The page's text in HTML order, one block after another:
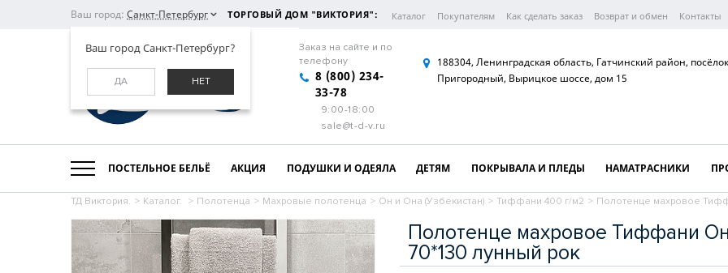
Ваш город: Санкт-Петербург
Ваш город Санкт-Петербург?
ДА НЕТ
ТОРГОВЫЙ ДОМ "ВИКТОРИЯ": Каталог Покупателям Как сделать заказ Возврат и обмен Контакты
Заказ на сайте и по
телефону
8 (800) 234-
33-78
9:00-18:00
sale@t-d-v.ru
188304, Ленинградская область, Гатчинский район, посёлок
Пригородный, Вырицкое шоссе, дом 15
ПОСТЕЛЬНОЕ БЕЛЬЁ АКЦИЯ ПОДУШКИ И ОДЕЯЛА ДЕТЯМ ПОКРЫВАЛА И ПЛЕДЫ НАМАТРАСНИКИ
ТД Виктория. > Каталог. > Полотенца > Махровые полотенца > Он и Она (Узбекистан) > Тиффани 400 г/м2 > Полотенце махровое
Полотенце махровое Тиффани
70*130 лунный рок